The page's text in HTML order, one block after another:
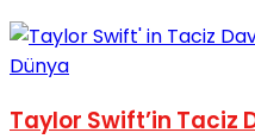
No Result
Dünya
Taylor Swift’in Taciz